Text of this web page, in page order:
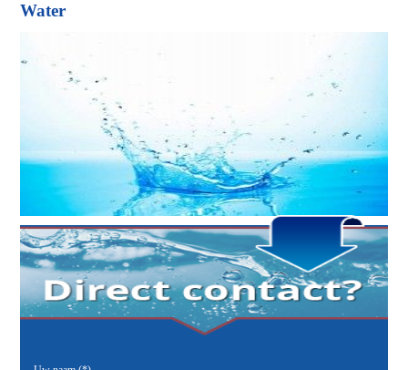
Water